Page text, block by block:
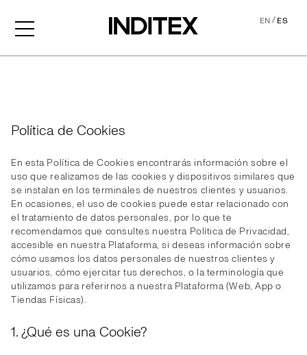
EN/ES
Política de Cookies
En esta Política de Cookies encontrarás información sobre el
uso que realizamos de las cookies y dispositivos similares que
se instalan en los terminales de nuestros clientes y usuarios.
En ocasiones, el uso de cookies puede estar relacionado con
el tratamiento de datos personales, por lo que te
recomendamos que consultes nuestra Política de Privacidad,
accesible en nuestra Plataforma, si deseas información sobre
cómo usamos los datos personales de nuestros clientes y
usuarios, cómo ejercitar tus derechos, o la terminología que
utilizamos para referirnos a nuestra Plataforma (Web, App o
Tiendas Físicas).
1. ¿Qué es una Cookie?